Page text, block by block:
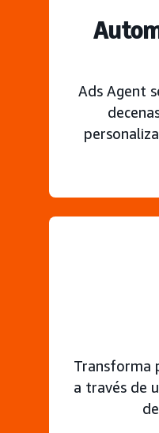
Ads Agent
Transforma
a través de